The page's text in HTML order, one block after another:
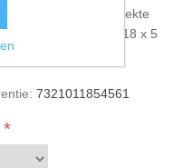
voor een mooi gedekte
en hygiënisch, 1.18 x 5
7321011854561
*